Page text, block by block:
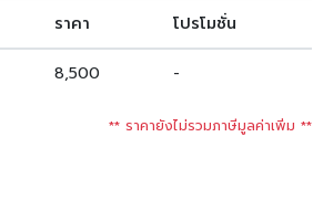
ราคา โปรโมชั่น
8,500 -
** ราคายังไม่รวมภาษีมูลค่าเพิ่ม **